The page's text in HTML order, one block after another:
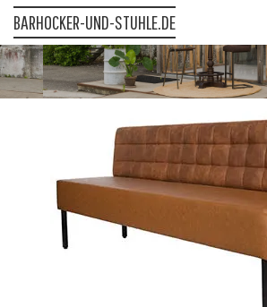
BARHOCKER-UND-STUHLE.DE